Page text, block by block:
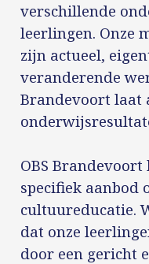
verschillende
leerlingen. Onze
zijn actueel,
veranderende
Brandevoort laat
OBS
specifiek aanbod
cultuureducatie.
dat onze
door een gericht